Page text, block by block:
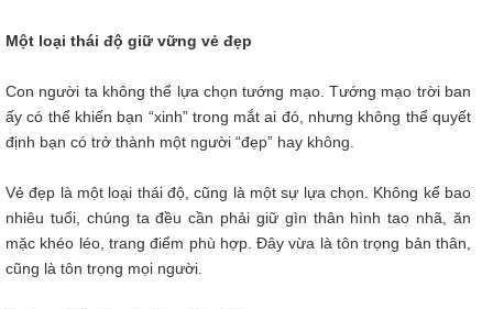
Một loại thái độ giữ vững vẻ đẹp
Con người ta không thể lựa chọn tướng mạo. Tướng mạo trời ban
ấy có thể khiến bạn “xinh” trong mắt ai đó, nhưng không thể quyết
định bạn có trở thành một người “đẹp” hay không.
Vẻ đẹp là một loại thái độ, cũng là một sự lựa chọn. Không kể bao
nhiêu tuổi, chúng ta đều cần phải giữ gìn thân hình tao nhã, ăn
mặc khéo léo, trang điểm phù hợp. Đây vừa là tôn trọng bản thân,
cũng là tôn trọng mọi người.